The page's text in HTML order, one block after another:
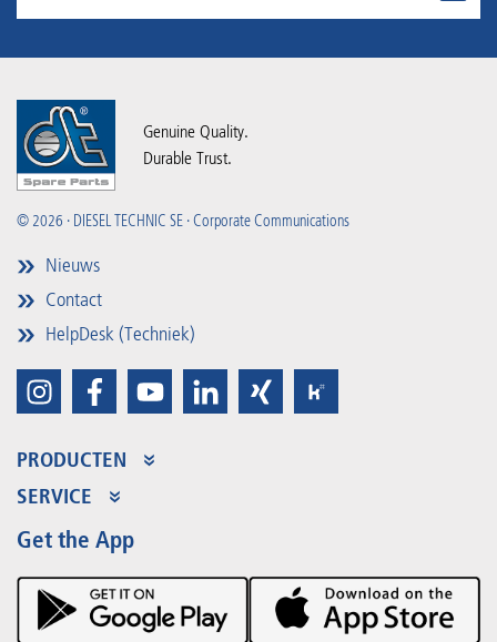
Genuine Quality.
Durable Trust.
© 2026 · DIESEL TECHNIC SE · Corporate Communications
Nieuws
Contact
HelpDesk (Techniek)
PRODUCTEN
Productaanbod
Partner Portal
Product Promotions
SERVICE
Voordelen
Premium Shop
Evenementen
Downloads
Get the App